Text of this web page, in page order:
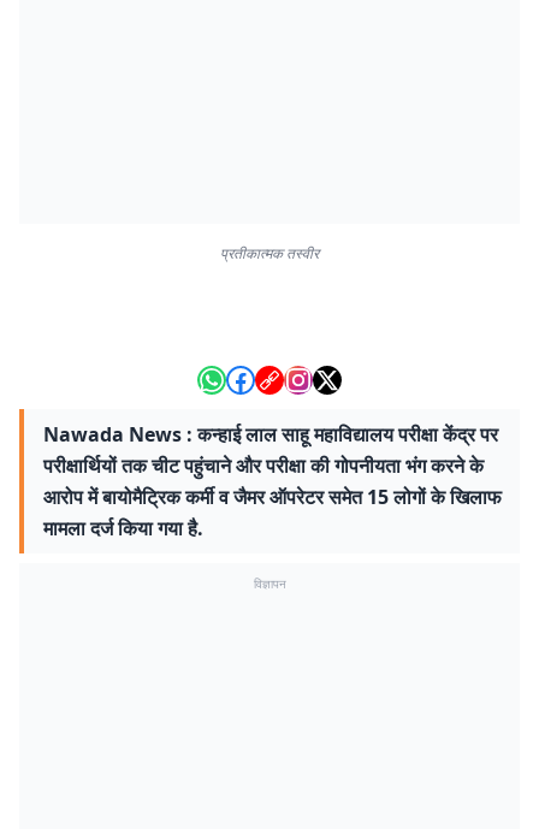
प्रतीकात्मक तस्वीर
Nawada News : कन्हाई लाल साहू महाविद्यालय परीक्षा केंद्र पर
परीक्षार्थियों तक चीट पहुंचाने और परीक्षा की गोपनीयता भंग करने के
आरोप में बायोमैट्रिक कर्मी व जैमर ऑपरेटर समेत 15 लोगों के खिलाफ
मामला दर्ज किया गया है.
विज्ञापन